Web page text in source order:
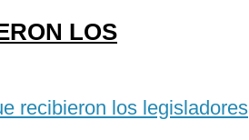
LOS
recibieron los legisladores